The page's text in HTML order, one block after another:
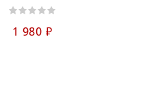
1 980 ₽